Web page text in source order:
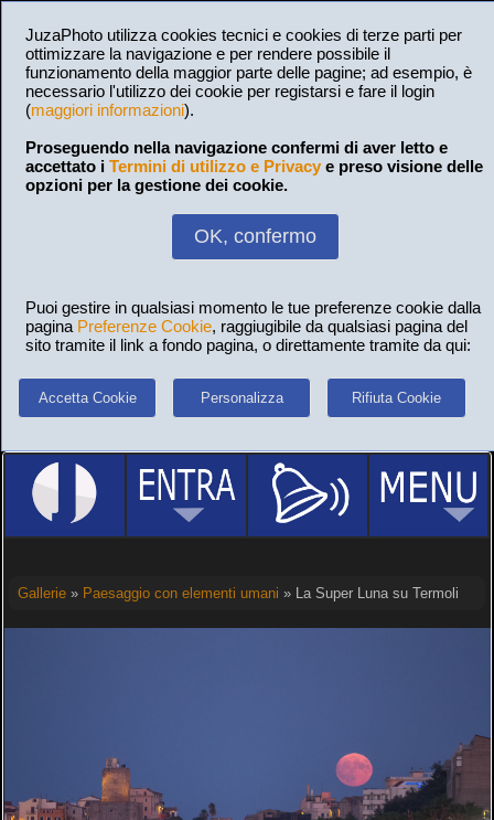
JuzaPhoto utilizza cookies tecnici e cookies di terze parti per
ottimizzare la navigazione e per rendere possibile il
funzionamento della maggior parte delle pagine; ad esempio, è
necessario l'utilizzo dei cookie per registarsi e fare il login
(maggiori informazioni).
Proseguendo nella navigazione confermi di aver letto e
accettato i Termini di utilizzo e Privacy e preso visione delle
opzioni per la gestione dei cookie.
OK, confermo
Puoi gestire in qualsiasi momento le tue preferenze cookie dalla
pagina Preferenze Cookie, raggiugibile da qualsiasi pagina del
sito tramite il link a fondo pagina, o direttamente tramite da qui:
Accetta Cookie Personalizza Rifiuta Cookie
Gallerie» Paesaggio con elementi umani » La Super Luna su Termoli